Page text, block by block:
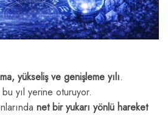
yükseliş ve genişleme yılı.
yıl yerine oturuyor.
net bir yukarı yönlü hareket